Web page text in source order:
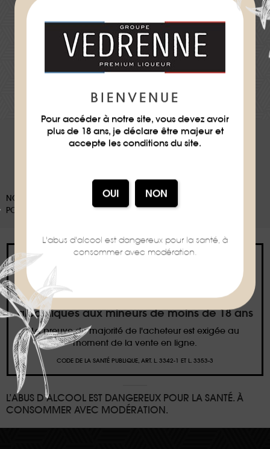
★★
NOS EMBALLAGES PEUVENT FAIRE L'OBJET D'UNE CONSIGNE DE TRI,
POUR EN SAVOIR PLUS :
WWW.CONSIGNESDETRI.FR
Interdiction de vente de boissons
alcooliques aux mineurs de moins de 18 ans
La preuve de majorité de l'acheteur est exigée au
moment de la vente en ligne.
CODE DE LA SANTÉ PUBLIQUE, ART. L. 3342-1 ET L. 3353-3
L’ABUS D’ALCOOL EST DANGEREUX POUR LA SANTÉ. À
CONSOMMER AVEC MODÉRATION.
BIENVENUE
Pour accéder à notre site, vous devez avoir
plus de 18 ans, je déclare être majeur et
accepte les conditions du site.
L'abus d'alcool est dangereux pour la santé, à
consommer avec modération.